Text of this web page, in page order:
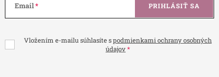
Email
Vložením e-mailu súhlasíte spodmienkami ochrany osobných
údajov
PRIHLÁSIŤ SA